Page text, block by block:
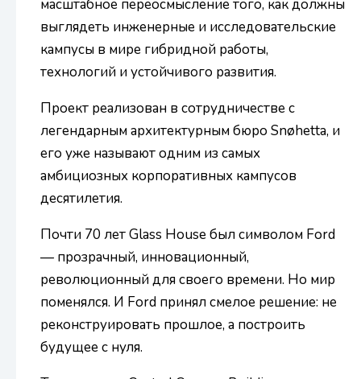
масштабное переосмысление того, как должны
выглядеть инженерные и исследовательские
кампусы в мире гибридной работы,
технологий и устойчивого развития.
Проект реализован в сотрудничестве с
легендарным архитектурным бюро Snøhetta, и
его уже называют одним из самых
амбициозных корпоративных кампусов
десятилетия.
Почти 70 лет Glass House был символом Ford
— прозрачный, инновационный,
революционный для своего времени. Но мир
поменялся. И Ford принял смелое решение: не
реконструировать прошлое, а построить
будущее с нуля.